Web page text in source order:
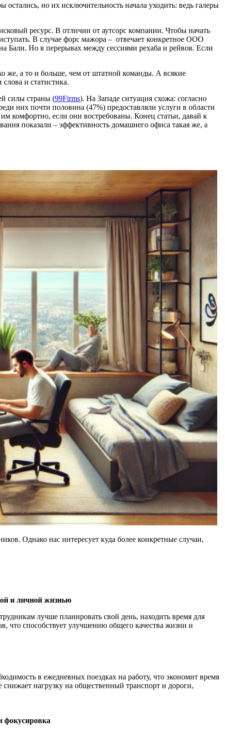
но их исключительность начала уходить: ведь галеры
ресурс. В отличии от аутсорс компании. Чтобы начать
В случае форс мажора – отвечает конкретное ООО
Бали. Но в перерывах между сессиями рехаба и рейвов. Если
же, а то и больше, чем от штатной команды. А всякие
и статистика.
силы страны​ (99Firms)​. На Западе ситуация схожа: согласно
них почти половина (47%) предоставляли услуги в области
комфортно, если они востребованы. Конец статьи, давай к
показали – эффективность домашнего офиса такая же, а
Однако нас интересует куда более конкретные случаи,
и личной жизнью
лучше планировать свой день, находить время для
что способствует улучшению общего качества жизни и
в ежедневных поездках на работу, что экономит время
снижает нагрузку на общественный транспорт и дороги,
фокусировка